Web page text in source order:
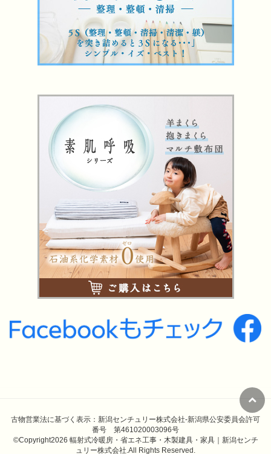
古物営業法に基づく表示：新潟センチュリー株式会社-新潟県公安委員会許可
番号 第461020003096号
©Copyright2026 輻射式冷暖房・省エネ工事・木製建具・家具｜新潟センチ
ュリー株式会社 .All Rights Reserved.